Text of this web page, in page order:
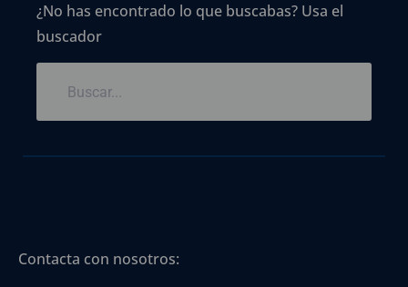
¿No has encontrado lo que buscabas? Usa el
buscador
Contacta con nosotros: